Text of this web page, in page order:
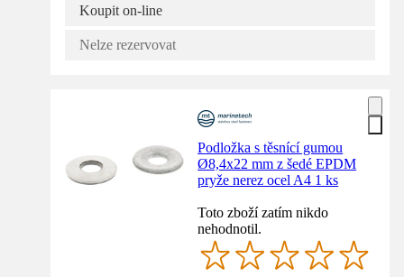
Koupit on-line
Nelze rezervovat
Podložka s těsnící gumou
Ø8,4x22 mm z šedé EPDM
pryže nerez ocel A4 1 ks
Toto zboží zatím nikdo
nehodnotil.